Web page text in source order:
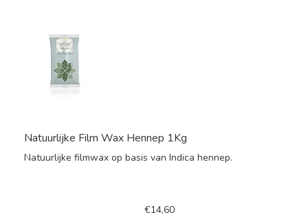
Natuurlijke Film Wax Hennep 1Kg
Natuurlijke filmwax op basis van Indica hennep.
€14,60